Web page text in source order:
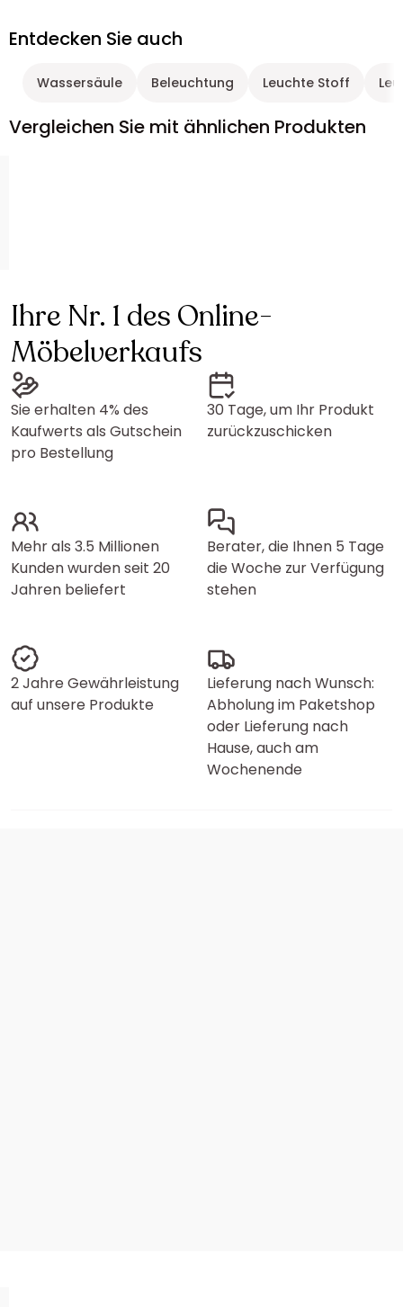
Entdecken Sie auch
Wassersäule Beleuchtung Leuchte Stoff
Vergleichen Sie mit ähnlichen Produkten
Ihre Nr. 1 des Online-
Möbelverkaufs
Sie erhalten 4% des
Kaufwerts als Gutschein
pro Bestellung
30 Tage, um Ihr Produkt
zurückzuschicken
Mehr als 3.5 Millionen
Kunden wurden seit 20
Jahren beliefert
Berater, die Ihnen 5 Tage
die Woche zur Verfügung
stehen
2 Jahre Gewährleistung
auf unsere Produkte
Lieferung nach Wunsch:
Abholung im Paketshop
oder Lieferung nach
Hause, auch am
Wochenende